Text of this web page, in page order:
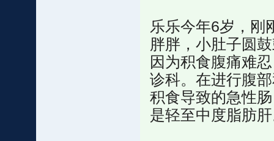
乐乐今年6岁，刚
胖胖，小肚子圆
因为积食腹痛难
诊科。在进行腹
积食导致的急性
是轻至中度脂肪